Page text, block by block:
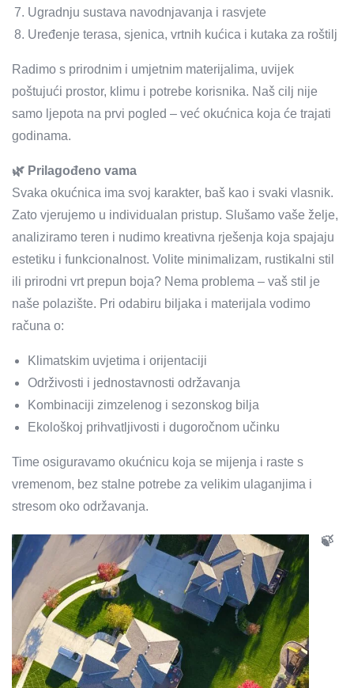
Ugradnju sustava navodnjavanja i rasvjete
Uređenje terasa, sjenica, vrtnih kućica i kutaka za roštilj
Radimo s prirodnim i umjetnim materijalima, uvijek
poštujući prostor, klimu i potrebe korisnika. Naš cilj nije
samo ljepota na prvi pogled – već okućnica koja će trajati
godinama.
🌿 Prilagođeno vama
Svaka okućnica ima svoj karakter, baš kao i svaki vlasnik.
Zato vjerujemo u individualan pristup. Slušamo vaše želje,
analiziramo teren i nudimo kreativna rješenja koja spajaju
estetiku i funkcionalnost. Volite minimalizam, rustikalni stil
ili prirodni vrt prepun boja? Nema problema – vaš stil je
naše polazište. Pri odabiru biljaka i materijala vodimo
računa o:
Klimatskim uvjetima i orijentaciji
Održivosti i jednostavnosti održavanja
Kombinaciji zimzelenog i sezonskog bilja
Ekološkoj prihvatljivosti i dugoročnom učinku
Time osiguravamo okućnicu koja se mijenja i raste s
vremenom, bez stalne potrebe za velikim ulaganjima i
stresom oko održavanja.
🍃